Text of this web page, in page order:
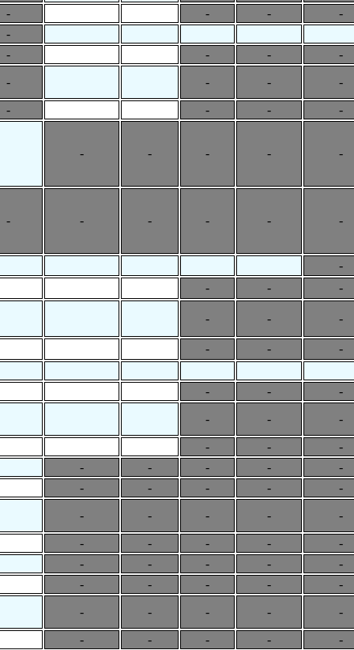
- - -
-
-
- - -
-
- - - -
- - -
-
- - - - -
- - - - - -
-
- -
-
- - -
- -
-
- -
-
- - -
- -
-
- - - -
-
- - - -
-
- - - - -
- - - -
-
- - - -
-
- - - -
-
- - - - -
- - - -
-